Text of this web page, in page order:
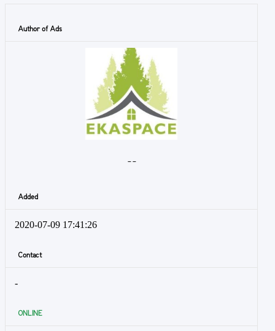
Author of Ads
- -
Added
2020-07-09 17:41:26
Contact
-
ONLINE